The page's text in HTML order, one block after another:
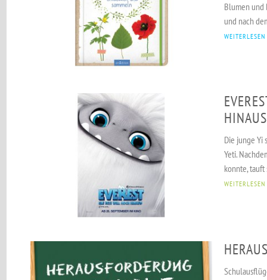
Blumen und
und nach
WEITERLESEN
HINAUS
Die junge Yi
Yeti.
konnte, tauft
WEITERLESEN